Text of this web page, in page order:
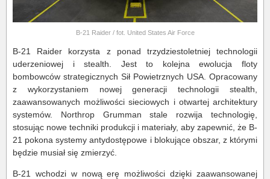
B-21 Raider / fot. United States Air Force
B-21 Raider korzysta z ponad trzydziestoletniej technologii
uderzeniowej i stealth. Jest to kolejna ewolucja floty
bombowców strategicznych Sił Powietrznych USA. Opracowany
z wykorzystaniem nowej generacji technologii stealth,
zaawansowanych możliwości sieciowych i otwartej architektury
systemów. Northrop Grumman stale rozwija technologię,
stosując nowe techniki produkcji i materiały, aby zapewnić, że B-
21 pokona systemy antydostępowe i blokujące obszar, z którymi
będzie musiał się zmierzyć.
B-21 wchodzi w nową erę możliwości dzięki zaawansowanej